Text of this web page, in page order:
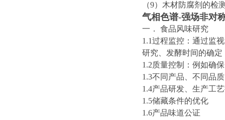
（9）木材防腐剂的检
气相色谱-强场非对
一． 食品风味研究
1.1过程监控：通过监
研究、发酵时间的确定
1.2质量控制：例如确
1.3不同产品、不同品
1.4产品研发、生产工
1.5储藏条件的优化
1.6产品味道公证